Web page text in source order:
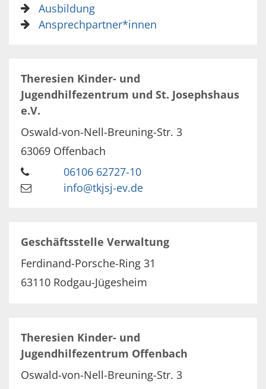
Ausbildung
Ansprechpartner*innen
Theresien Kinder- und
Jugendhilfezentrum und St. Josephshaus
e.V.
Oswald-von-Nell-Breuning-Str. 3
63069 Offenbach
06106 62727-10
info@tkjsj-ev.de
Geschäftsstelle Verwaltung
Ferdinand-Porsche-Ring 31
63110 Rodgau-Jügesheim
Theresien Kinder- und
Jugendhilfezentrum Offenbach
Oswald-von-Nell-Breuning-Str. 3